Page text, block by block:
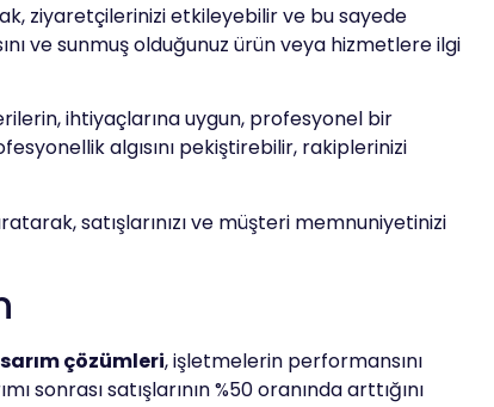
ziyaretçilerinizi etkileyebilir ve bu sayede
ve sunmuş olduğunuz ürün veya hizmetlere ilgi
ihtiyaçlarına uygun, profesyonel bir
algısını pekiştirebilir, rakiplerinizi
satışlarınızı ve müşteri memnuniyetinizi
çözümleri, işletmelerin performansını
satışlarının %50 oranında arttığını